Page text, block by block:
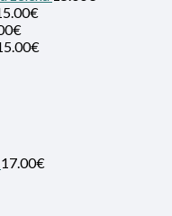
€
€
€
17.00€